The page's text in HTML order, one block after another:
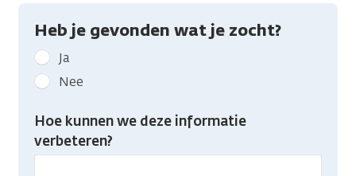
Heb je gevonden wat je zocht?
Geef
kanker.nl
feedback:
Heb
gevonden
Ja
Nee
Hoe kunnen we deze informatie
verbeteren?